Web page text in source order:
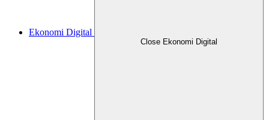
Ekonomi Digital
Close Ekonomi Digital